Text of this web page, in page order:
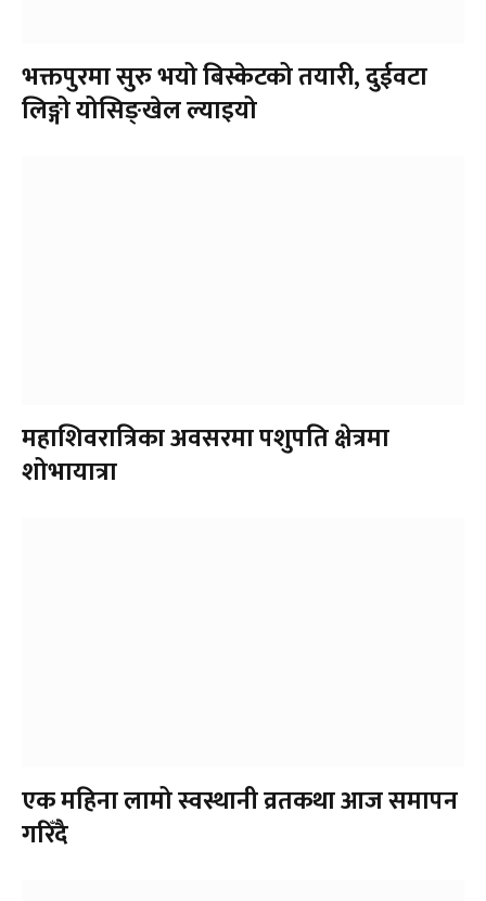
भक्तपुरमा सुरु भयो बिस्केटको तयारी, दुईवटा
लिङ्गो योसिङ्खेल ल्याइयो
महाशिवरात्रिका अवसरमा पशुपति क्षेत्रमा
शोभायात्रा
एक महिना लामो स्वस्थानी व्रतकथा आज समापन
गरिँदै